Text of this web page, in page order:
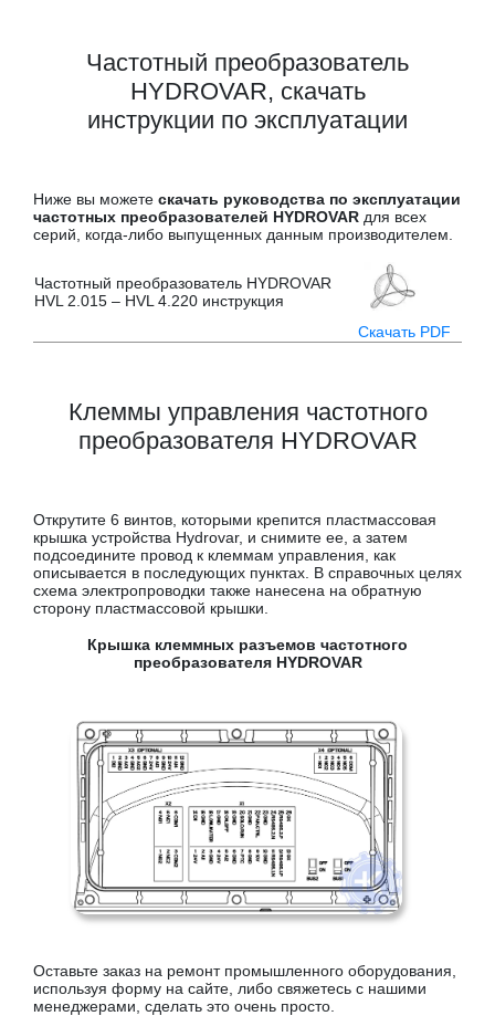
Частотный преобразователь
HYDROVAR, скачать
инструкции по эксплуатации
Ниже вы можете скачать руководства по эксплуатации
частотных преобразователей HYDROVAR для всех
серий, когда-либо выпущенных данным производителем.
Частотный преобразователь HYDROVAR
HVL 2.015 – HVL 4.220 инструкция
Скачать PDF
Клеммы управления частотного
преобразователя HYDROVAR
Открутите 6 винтов, которыми крепится пластмассовая
крышка устройства Hydrovar, и снимите ее, а затем
подсоедините провод к клеммам управления, как
описывается в последующих пунктах. В справочных целях
схема электропроводки также нанесена на обратную
сторону пластмассовой крышки.
Крышка клеммных разъемов частотного
преобразователя HYDROVAR
Оставьте заказ на ремонт промышленного оборудования,
используя форму на сайте, либо свяжетесь с нашими
менеджерами, сделать это очень просто.